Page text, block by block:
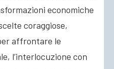
economiche
coraggiose,
affrontare le
l’interlocuzione con